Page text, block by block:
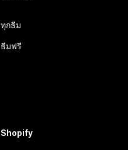
ทุกธีม
ธีมฟรี
Shopify